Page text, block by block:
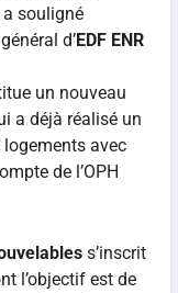
souligné
d’EDF ENR
un nouveau
a déjà réalisé un
avec
de l’OPH
s’inscrit
l’objectif est de